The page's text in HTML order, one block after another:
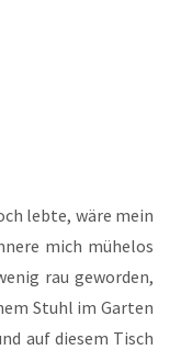
leb­te, wäre mein
mich mühe­los
rau gewor­den,
Stuhl im Gar­ten
auf die­sem Tisch